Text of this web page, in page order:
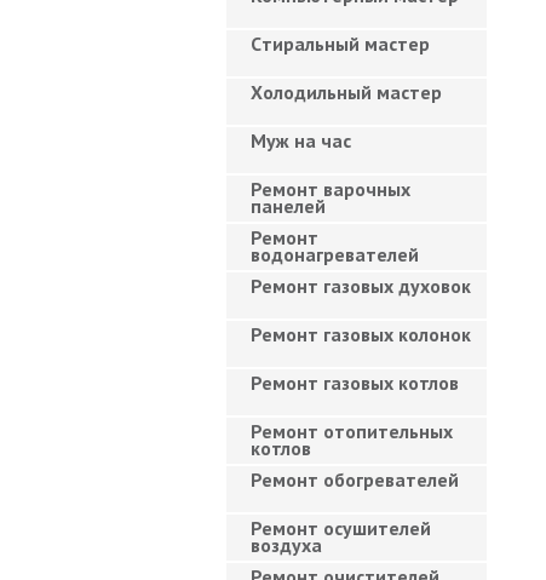
Cтиральный мастер
Холодильный мастер
Муж на час
Ремонт варочных
панелей
Ремонт
водонагревателей
Ремонт газовых духовок
Ремонт газовых колонок
Ремонт газовых котлов
Ремонт отопительных
котлов
Ремонт обогревателей
Ремонт осушителей
воздуха